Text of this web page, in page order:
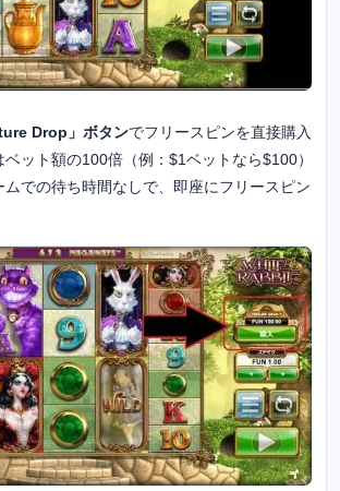
Drop」ボタンでフリースピンを直接購入
ット額の100倍（例：$1ベットなら$100）
ムでの待ち時間なしで、即座にフリースピン